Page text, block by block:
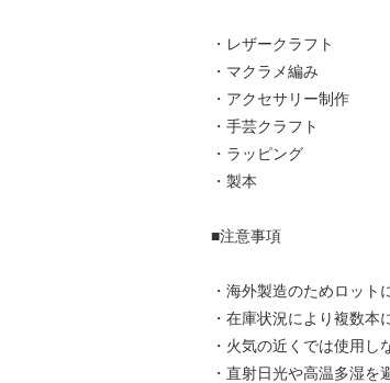
・レザークラフト
・マクラメ編み
・アクセサリー制作
・手芸クラフト
・ラッピング
・製本
■注意事項
・海外製造のためロット
・在庫状況により複数本
・火気の近くでは使用し
・直射日光や高温多湿を